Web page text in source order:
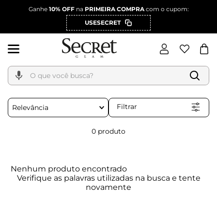
Ganhe 10% OFFna PRIMEIRA COMPRAcom o cupom:
USESECRET
O que você busca?
Relevância Filtrar
0 produto
Nenhum produto encontrado